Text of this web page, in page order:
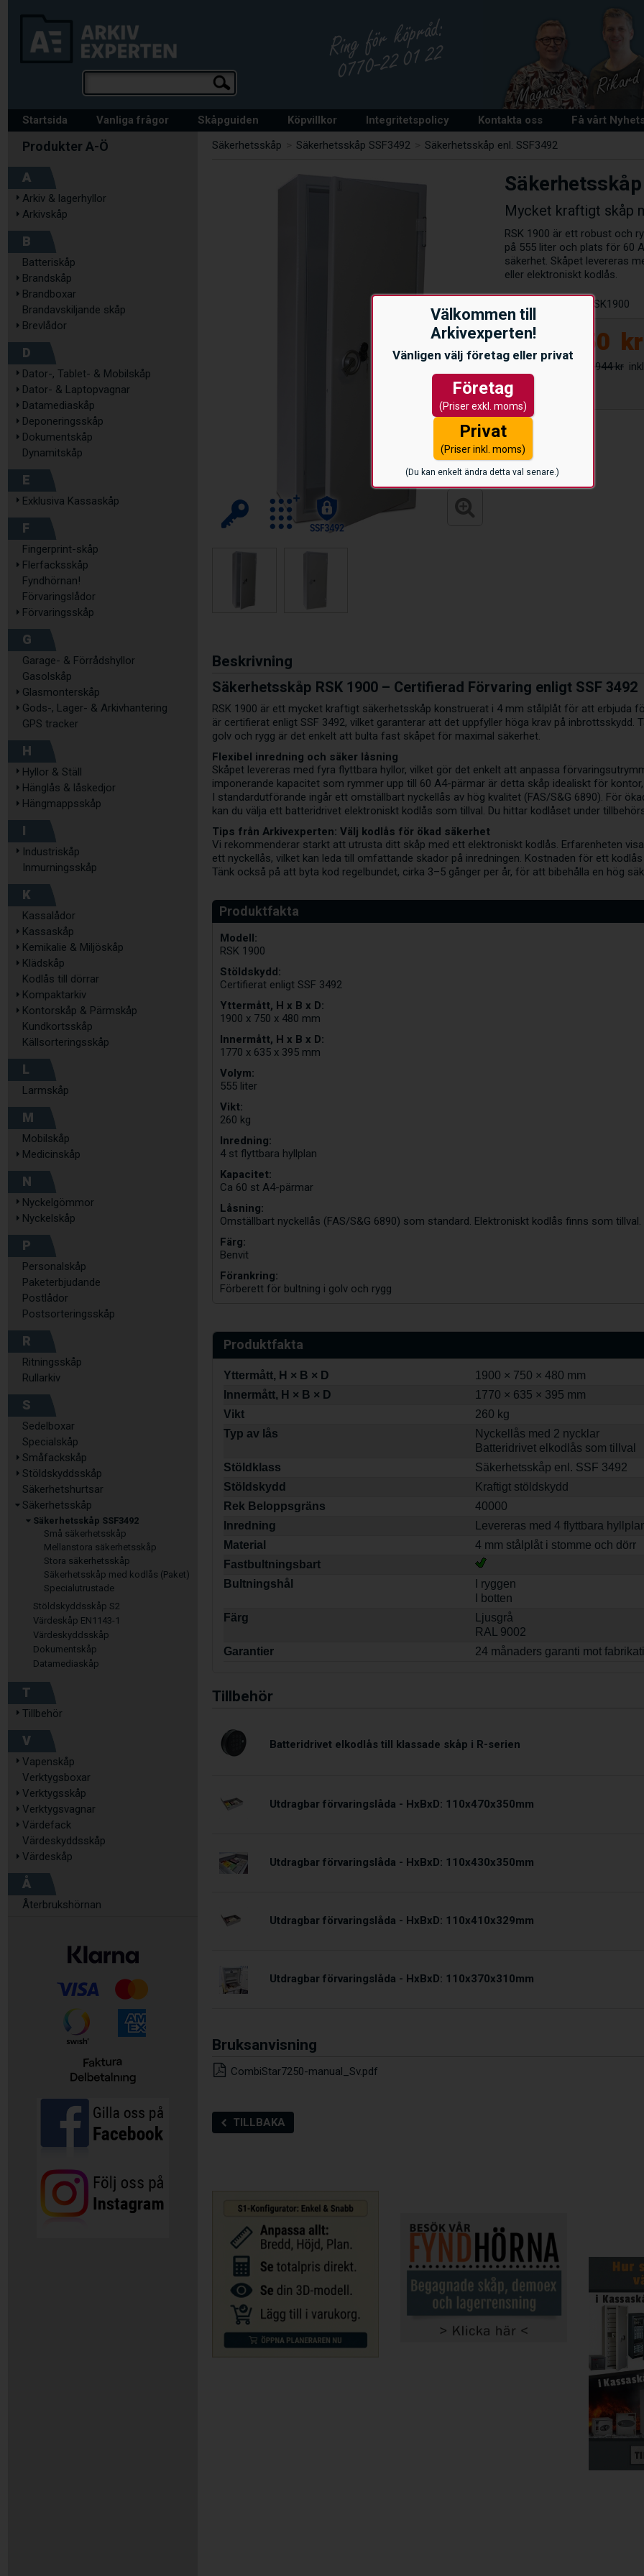
Välkommen till
Arkivexperten!
Vänligen välj företag eller privat
Företag
(Priser exkl. moms)
Privat
(Priser inkl. moms)
(Du kan enkelt ändra detta val senare.)
Startsida Vanliga frågor Skåpguiden Köpvillkor Integritetspolicy Kontakta oss Få vårt
A
Arkiv & lagerhyllor
Arkivskåp
B
Batteriskåp
Brandskåp
Brandboxar
Brandavskiljande skåp
Brevlådor
D
Dator-, Tablet- & Mobilskåp
Dator- & Laptopvagnar
Datamediaskåp
Deponeringsskåp
Dokumentskåp
Dynamitskåp
E
Exklusiva Kassaskåp
F
Fingerprint-skåp
Flerfacksskåp
Fyndhörnan!
Förvaringslådor
Förvaringsskåp
G
Garage- & Förrådshyllor
Gasolskåp
Glasmonterskåp
Gods-, Lager- & Arkivhantering
GPS tracker
H
Hyllor & Ställ
Hänglås & låskedjor
Hängmappsskåp
I
Industriskåp
Inmurningsskåp
K
Kassalådor
Kassaskåp
Kemikalie & Miljöskåp
Klädskåp
Kodlås till dörrar
Kompaktarkiv
Kontorskåp & Pärmskåp
Kundkortsskåp
Källsorteringsskåp
L
Larmskåp
M
Mobilskåp
Medicinskåp
N
Nyckelgömmor
Nyckelskåp
P
Personalskåp
Paketerbjudande
Postlådor
Postsorteringsskåp
R
Ritningsskåp
Rullarkiv
S
Sedelboxar
Specialskåp
Småfackskåp
Stöldskyddsskåp
Säkerhetshurtsar
Säkerhetsskåp
Säkerhetsskåp SSF3492
Små säkerhetsskåp
Mellanstora säkerhetsskåp
Stora säkerhetsskåp
Säkerhetsskåp med kodlås (Paket)
Specialutrustade
Stöldskyddsskåp S2
Värdeskåp EN1143-1
Värdeskyddsskåp
Dokumentskåp
Datamediaskåp
T
Tillbehör
V
Vapenskåp
Verktygsboxar
Verktygsskåp
Verktygsvagnar
Värdefack
Värdeskyddsskåp
Värdeskåp
Å
Återbrukshörnan
Säkerhetsskåp Säkerhetsskåp SSF3492 Säkerhetsskåp enl. SSF3492
Mycket kraftigt skåp
RSK 1900 är ett robust och
på 555 liter och plats för 60
säkerhet. Skåpet levereras
eller elektroniskt kodlås.
RSK1900
23.050 kr
26.944 kr
Beskrivning
Säkerhetsskåp RSK 1900 – Certifierad Förvaring enligt SSF 3492
RSK 1900 är ett mycket kraftigt säkerhetsskåp konstruerat i 4 mm stålplåt för att erbjuda
är certifierat enligt SSF 3492, vilket garanterar att det uppfyller höga krav på inbrottsskydd.
golv och rygg är det enkelt att bulta fast skåpet för maximal säkerhet.
Flexibel inredning och säker låsning
Skåpet levereras med fyra flyttbara hyllor, vilket gör det enkelt att anpassa
imponerande kapacitet som rymmer upp till 60 A4-pärmar är detta skåp idealiskt för
I standardutförande ingår ett omställbart nyckellås av hög kvalitet (FAS/S&G 6890). För
kan du välja ett batteridrivet elektroniskt kodlås som tillval. Du hittar kodlåset under
Tips från Arkivexperten: Välj kodlås för ökad säkerhet
Vi rekommenderar starkt att utrusta ditt skåp med ett elektroniskt kodlås. Erfarenheten
ett nyckellås, vilket kan leda till omfattande skador på inredningen. Kostnaden för ett
Tänk också på att byta kod regelbundet, cirka 3–5 gånger per år, för att bibehålla en hög
Modell:
RSK 1900
Stöldskydd:
Certifierat enligt SSF 3492
Yttermått, H x B x D:
1900 x 750 x 480 mm
Innermått, H x B x D:
1770 x 635 x 395 mm
Volym:
555 liter
Vikt:
260 kg
Inredning:
4 st flyttbara hyllplan
Kapacitet:
Ca 60 st A4-pärmar
Låsning:
Omställbart nyckellås (FAS/S&G 6890) som standard. Elektroniskt kodlås finns som tillval.
Färg:
Benvit
Förankring:
Förberett för bultning i golv och rygg
Produktfakta
Yttermått, H × B × D
1900 × 750 × 480 mm
Innermått, H × B × D
1770 × 635 × 395 mm
Vikt
260 kg
Typ av lås
Nyckellås med 2 nycklar
Batteridrivet elkodlås som tillval
Stöldklass
Säkerhetsskåp enl. SSF 3492
Stöldskydd
Kraftigt stöldskydd
Rek Beloppsgräns
40000
Inredning
Levereras med 4 flyttbara
Material
4 mm stålplåt i stomme och dörr
Fastbultningsbart
Bultningshål
I ryggen
I botten
Färg
Ljusgrå
RAL 9002
Garantier
24 månaders garanti mot
Tillbehör
Batteridrivet elkodlås till klassade skåp i R-serien
Utdragbar förvaringslåda - HxBxD: 110x470x350mm
Utdragbar förvaringslåda - HxBxD: 110x430x350mm
Utdragbar förvaringslåda - HxBxD: 110x410x329mm
Utdragbar förvaringslåda - HxBxD: 110x370x310mm
Bruksanvisning
CombiStar7250-manual_Sv.pdf
TILLBAKA